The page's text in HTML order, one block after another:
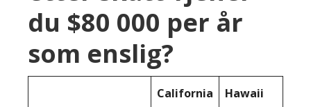
du $80 000 per år
som enslig?
California Hawaii